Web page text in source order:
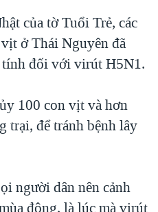
CỦA MỸ: QUÁ KHỨ VÀ HIỆN
của tờ Tuổi Trẻ, các
ở Thái Nguyên đã
đối với virút H5N1.
100 con vịt và hơn
trại, để tránh bệnh lây
người dân nên cảnh
đông, là lúc mà virút